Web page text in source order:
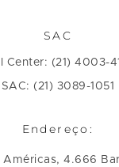
SAC
Center: (21) 4003-
SAC: (21) 3089-1051
Endereço:
4.666